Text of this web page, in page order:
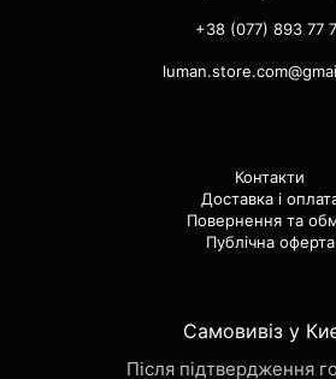
+38 (077) 893 77
Контакти
Доставка і
Повернення та
Публічна оферта
Самовивіз у
Після підтвердження